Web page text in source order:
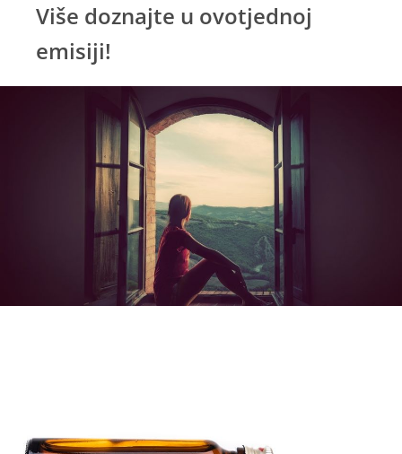
Više doznajte u ovotjednoj
emisiji!